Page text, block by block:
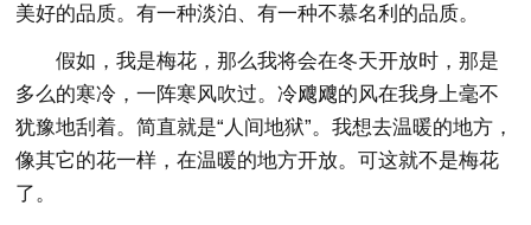
美好的品质。有一种淡泊、有一种不慕名利的品质。
假如，我是梅花，那么我将会在冬天开放时，那是
多么的寒冷，一阵寒风吹过。冷飕飕的风在我身上毫不
犹豫地刮着。简直就是“人间地狱”。我想去温暖的地方，
像其它的花一样，在温暖的地方开放。可这就不是梅花
了。